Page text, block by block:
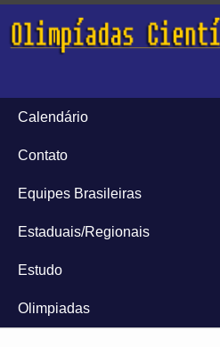
Calendário
Contato
Equipes Brasileiras
Estaduais/Regionais
Estudo
Olimpiadas